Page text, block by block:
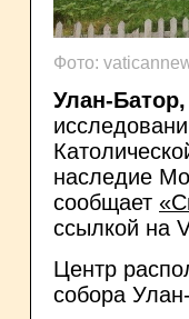
Фото:
Улан-
наследие
сообщает
ссылкой на
Центр
собора